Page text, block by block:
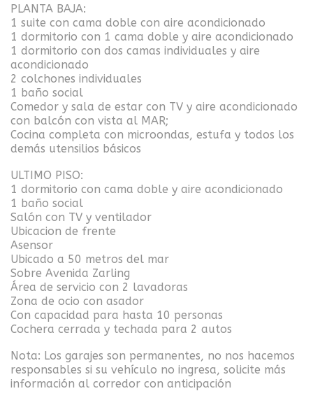
PLANTA BAJA:
1 suite con cama doble con aire acondicionado
1 dormitorio con 1 cama doble y aire acondicionado
1 dormitorio con dos camas individuales y aire
acondicionado
2 colchones individuales
1 baño social
Comedor y sala de estar con TV y aire acondicionado
con balcón con vista al MAR;
Cocina completa con microondas, estufa y todos los
demás utensilios básicos
ULTIMO PISO:
1 dormitorio con cama doble y aire acondicionado
1 baño social
Salón con TV y ventilador
Ubicacion de frente
Asensor
Ubicado a 50 metros del mar
Sobre Avenida Zarling
Área de servicio con 2 lavadoras
Zona de ocio con asador
Con capacidad para hasta 10 personas
Cochera cerrada y techada para 2 autos
Nota: Los garajes son permanentes, no nos hacemos
responsables si su vehículo no ingresa, solicite más
información al corredor con anticipación